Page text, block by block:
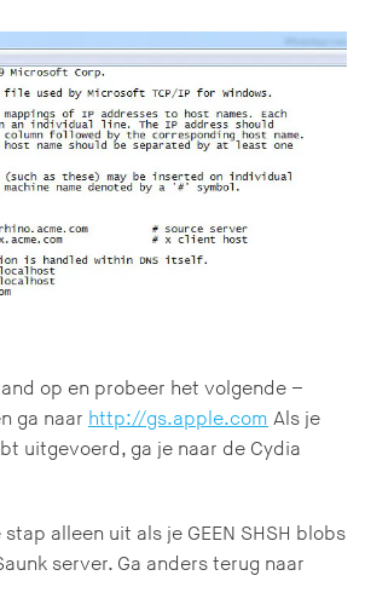
op en probeer het volgende –
ga naar http://gs.apple.com Als je
uitgevoerd, ga je naar de Cydia
alleen uit als je GEEN SHSH blobs
server. Ga anders terug naar